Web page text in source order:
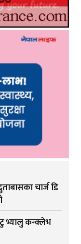
चार्ज डि
भ्यालु कन्क्लेभ